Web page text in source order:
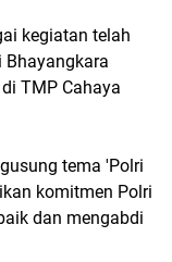
kegiatan telah
Bhayangkara
TMP Cahaya
tema 'Polri
komitmen Polri
dan mengabdi